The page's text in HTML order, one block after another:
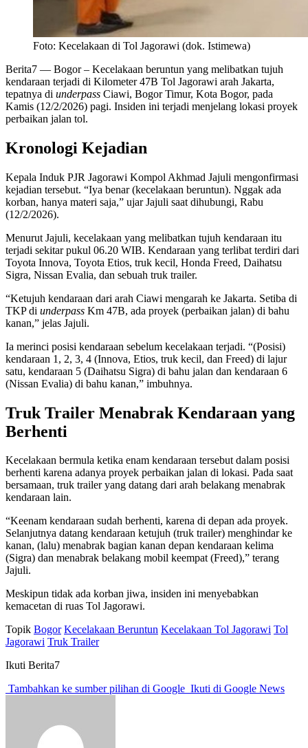
Foto: Kecelakaan di Tol Jagorawi (dok. Istimewa)
Berita7 — Bogor – Kecelakaan beruntun yang melibatkan tujuh
kendaraan terjadi di Kilometer 47B Tol Jagorawi arah Jakarta,
tepatnya di underpass Ciawi, Bogor Timur, Kota Bogor, pada
Kamis (12/2/2026) pagi. Insiden ini terjadi menjelang lokasi proyek
perbaikan jalan tol.
Kronologi Kejadian
Kepala Induk PJR Jagorawi Kompol Akhmad Jajuli mengonfirmasi
kejadian tersebut. “Iya benar (kecelakaan beruntun). Nggak ada
korban, hanya materi saja,” ujar Jajuli saat dihubungi, Rabu
(12/2/2026).
Menurut Jajuli, kecelakaan yang melibatkan tujuh kendaraan itu
terjadi sekitar pukul 06.20 WIB. Kendaraan yang terlibat terdiri dari
Toyota Innova, Toyota Etios, truk kecil, Honda Freed, Daihatsu
Sigra, Nissan Evalia, dan sebuah truk trailer.
“Ketujuh kendaraan dari arah Ciawi mengarah ke Jakarta. Setiba di
TKP di underpass Km 47B, ada proyek (perbaikan jalan) di bahu
kanan,” jelas Jajuli.
Ia merinci posisi kendaraan sebelum kecelakaan terjadi. “(Posisi)
kendaraan 1, 2, 3, 4 (Innova, Etios, truk kecil, dan Freed) di lajur
satu, kendaraan 5 (Daihatsu Sigra) di bahu jalan dan kendaraan 6
(Nissan Evalia) di bahu kanan,” imbuhnya.
Truk Trailer Menabrak Kendaraan yang
Berhenti
Kecelakaan bermula ketika enam kendaraan tersebut dalam posisi
berhenti karena adanya proyek perbaikan jalan di lokasi. Pada saat
bersamaan, truk trailer yang datang dari arah belakang menabrak
kendaraan lain.
“Keenam kendaraan sudah berhenti, karena di depan ada proyek.
Selanjutnya datang kendaraan ketujuh (truk trailer) menghindar ke
kanan, (lalu) menabrak bagian kanan depan kendaraan kelima
(Sigra) dan menabrak belakang mobil keempat (Freed),” terang
Jajuli.
Meskipun tidak ada korban jiwa, insiden ini menyebabkan
kemacetan di ruas Tol Jagorawi.
Topik Bogor Kecelakaan Beruntun Kecelakaan Tol Jagorawi Tol
Jagorawi Truk Trailer
Ikuti Berita7
Tambahkan ke sumber pilihan di Google Ikuti di Google News